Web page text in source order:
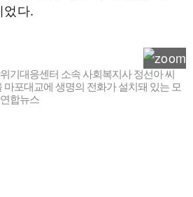
었다.
기대응센터 소속 사회복지사 정선아 씨
마포대교에 생명의 전화가 설치돼 있는 모
합뉴스